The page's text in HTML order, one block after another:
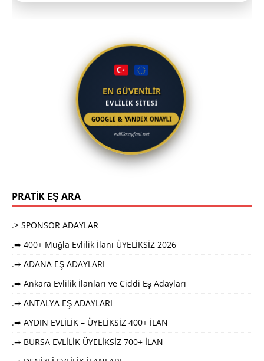
EN GÜVENİLİR
EVLİLİK SİTESİ
GOOGLE & YANDEX ONAYLI
evliliksayfasi.net
PRATİK EŞ ARA
.> SPONSOR ADAYLAR
.➡ 400+ Muğla Evlilik İlanı ÜYELİKSİZ 2026
.➡ ADANA EŞ ADAYLARI
.➡ Ankara Evlilik İlanları ve Ciddi Eş Adayları
.➡ ANTALYA EŞ ADAYLARI
.➡ AYDIN EVLİLİK – ÜYELİKSİZ 400+ İLAN
.➡ BURSA EVLİLİK ÜYELİKSİZ 700+ İLAN